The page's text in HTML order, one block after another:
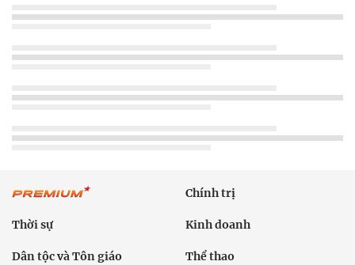
Chính trị
Thời sự Kinh doanh
Dân tộc và Tôn giáo Thể thao